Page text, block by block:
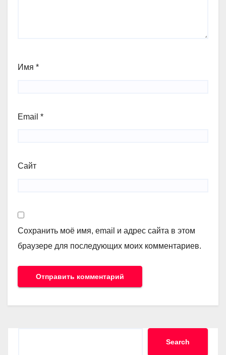
Имя *
Email *
Сайт
Сохранить моё имя, email и адрес сайта в этом
браузере для последующих моих комментариев.
Search